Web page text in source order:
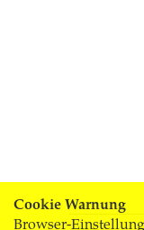
Cookie Warnung
Browser-